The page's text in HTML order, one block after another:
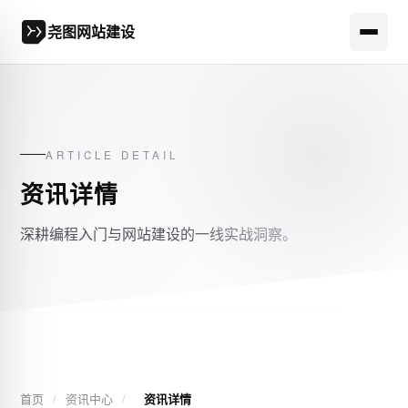
尧图网站建设
ARTICLE DETAIL
资讯详情
深耕编程入门与网站建设的一线实战洞察。
首页 / 资讯中心 / 资讯详情